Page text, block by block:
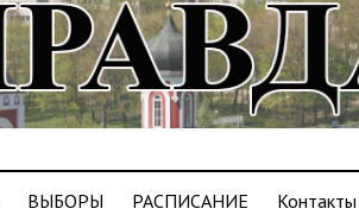
ВЫБОРЫ РАСПИСАНИЕ Контакты